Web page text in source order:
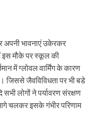
अपनी भावनाएं उकेरकर
इस मौके पर स्कूल की
में ग्लोवल वार्मिंग के कारण
जिससे जैवविविधता पर भी बडे
लोगों ने पर्यावरण संरक्षण
चलकर इसके गंभीर परिणाम